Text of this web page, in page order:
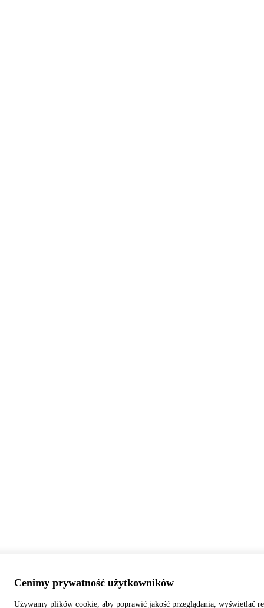
Cenimy prywatność użytkowników
Używamy plików cookie, aby poprawić jakość przeglądania, wyświetlać